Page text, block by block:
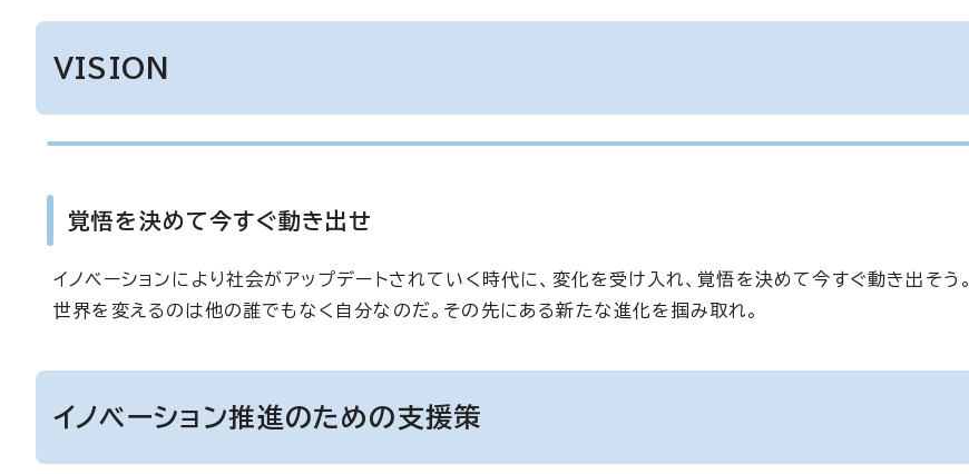
VISION
覚悟を決めて今すぐ動き出せ
イノベーションにより社会がアップデートされていく時代に、変化を受け入れ、覚悟を決めて今すぐ動き出そう。
世界を変えるのは他の誰でもなく自分なのだ。その先にある新たな進化を掴み取れ。
イノベーション推進のための支援策